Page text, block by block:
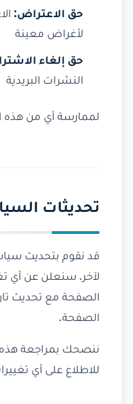
حق الاعتراض:
لأغراض معينة
حق إلغاء
النشرات البريدية
لممارسة أي من هذه
تحديثات
قد نقوم بتحديث
لآخر. سنعلن عن أي
الصفحة مع تحديث
الصفحة.
ننصحك بمراجعة
للاطلاع على أي